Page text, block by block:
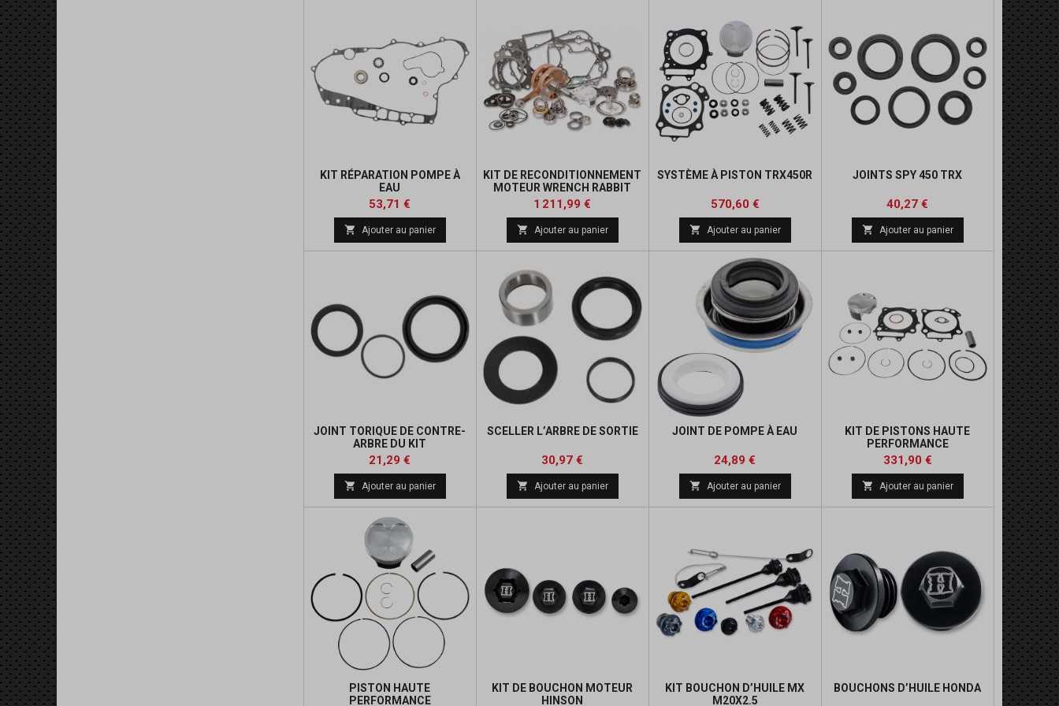
KIT RÉPARATION POMPE À
EAU
Prix
53,71 €
base
 Ajouter au panier
KIT DE RECONDITIONNEMENT
MOTEUR WRENCH RABBIT
Prix
1 211,99 €
de
base
 Ajouter au panier
SYSTÈME À PISTON TRX450R
Prix
570,60 €Prix
de
base
 Ajouter au panier
JOINTS SPY 450 TRX
Prix
40,27 €
base
 Ajouter au panier
JOINT TORIQUE DE CONTRE-
ARBRE DU KIT
Prix
21,29 €
base
 Ajouter au panier
SCELLER L’ARBRE DE SORTIE
Prix
30,97 €
base
 Ajouter au panier
JOINT DE POMPE À EAU
Prix
24,89 €
base
 Ajouter au panier
KIT DE PISTONS HAUTE
PERFORMANCE
Prix
331,90 €Prix
de
base
 Ajouter au panier
PISTON HAUTE
PERFORMANCE
KIT DE BOUCHON MOTEUR
HINSON
KIT BOUCHON D’HUILE MX
M20X2.5
BOUCHONS D’HUILE HONDA